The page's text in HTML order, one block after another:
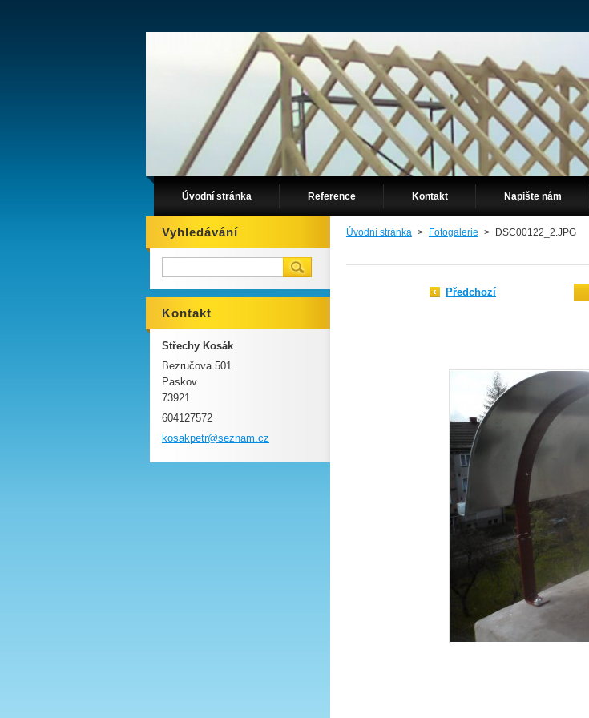
Úvodní stránka Reference Kontakt Napište nám
Úvodní stránka > Fotogalerie > DSC00122_2.JPG
Předchozí
Vyhledávání
Kontakt
Střechy Kosák
Bezručova 501
Paskov
73921
604127572
kosakpetr@seznam.cz